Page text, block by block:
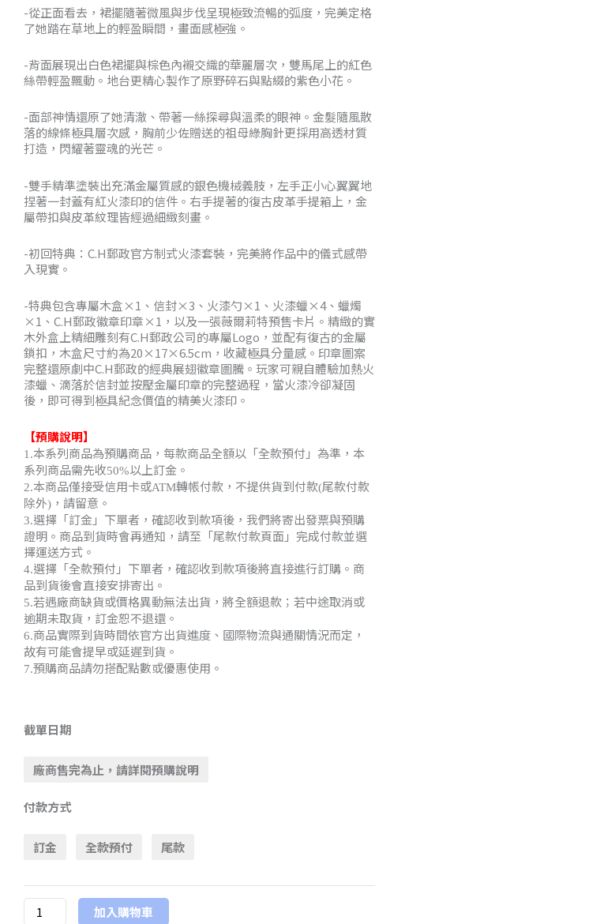
-從正面看去，裙擺隨著微風與步伐呈現極致流暢的弧度，完美定格
了她踏在草地上的輕盈瞬間，畫面感極強。
-背面展現出白色裙擺與棕色內襯交織的華麗層次，雙馬尾上的紅色
絲帶輕盈飄動。地台更精心製作了原野碎石與點綴的紫色小花。
-面部神情還原了她清澈、帶著一絲探尋與溫柔的眼神。金髮隨風散
落的線條極具層次感，胸前少佐贈送的祖母綠胸針更採用高透材質
打造，閃耀著靈魂的光芒。
-雙手精準塗裝出充滿金屬質感的銀色機械義肢，左手正小心翼翼地
捏著一封蓋有紅火漆印的信件。右手提著的復古皮革手提箱上，金
屬帶扣與皮革紋理皆經過細緻刻畫。
-初回特典：C.H郵政官方制式火漆套裝，完美將作品中的儀式感帶
入現實。
-特典包含專屬木盒×1、信封×3、火漆勺×1、火漆蠟×4、蠟燭
×1、C.H郵政徽章印章×1，以及一張薇爾莉特預售卡片。精緻的實
木外盒上精細雕刻有C.H郵政公司的專屬Logo，並配有復古的金屬
鎖扣，木盒尺寸約為20×17×6.5cm，收藏極具分量感。印章圖案
完整還原劇中C.H郵政的經典展翅徽章圖騰。玩家可親自體驗加熱火
漆蠟、滴落於信封並按壓金屬印章的完整過程，當火漆冷卻凝固
後，即可得到極具紀念價值的精美火漆印。
【預購說明】
1.本系列商品為預購商品，每款商品全額以「全款預付」為準，本
系列商品需先收50%以上訂金。
2.本商品僅接受信用卡或ATM轉帳付款，不提供貨到付款(尾款付款
除外) ，請留意。
3.選擇「訂金」下單者，確認收到款項後，我們將寄出發票與預購
證明。商品到貨時會再通知，請至「尾款付款頁面」完成付款並選
擇運送方式。
4.選擇「全款預付」下單者，確認收到款項後將直接進行訂購。商
品到貨後會直接安排寄出。
5.若遇廠商缺貨或價格異動無法出貨，將全額退款；若中途取消或
逾期未取貨，訂金恕不退還。
6.商品實際到貨時間依官方出貨進度、國際物流與通關情況而定，
故有可能會提早或延遲到貨。
7.預購商品請勿搭配點數或優惠使用。
截單日期
廠商售完為止，請詳閱預購說明
付款方式
訂金 全款預付 尾款
購
年
月
TOYS《紫
蘭
加入購物車